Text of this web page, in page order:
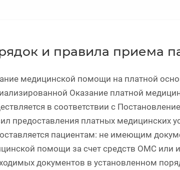
и правила приема
медицинской помощи на платной
Оказание платной
в соответствии с
предоставления платных медицинских
пациентам: не имеющим
помощи за счет средств ОМС или
документов в установленном